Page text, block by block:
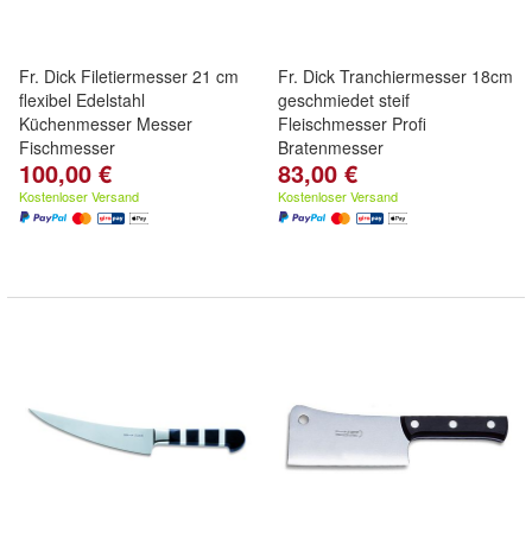
Fr. Dick Filetiermesser 21 cm
flexibel Edelstahl
Küchenmesser Messer
Fischmesser
100,00 €
Kostenloser Versand
Fr. Dick Tranchiermesser 18cm
geschmiedet steif
Fleischmesser Profi
Bratenmesser
83,00 €
Kostenloser Versand